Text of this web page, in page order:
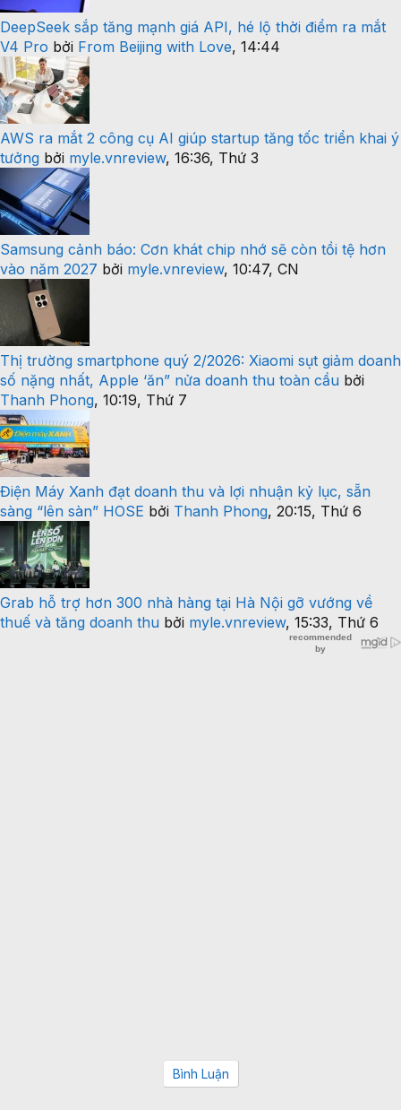
DeepSeek sắp tăng mạnh giá API, hé lộ thời điểm ra mắt
V4 Pro bởi From Beijing with Love, 14:44
AWS ra mắt 2 công cụ AI giúp startup tăng tốc triển khai ý
tưởng bởi myle.vnreview, 16:36, Thứ 3
Samsung cảnh báo: Cơn khát chip nhớ sẽ còn tồi tệ hơn
vào năm 2027 bởi myle.vnreview, 10:47, CN
Thị trường smartphone quý 2/2026: Xiaomi sụt giảm doanh
số nặng nhất, Apple ‘ăn” nửa doanh thu toàn cầu bởi
Thanh Phong, 10:19, Thứ 7
Điện Máy Xanh đạt doanh thu và lợi nhuận kỷ lục, sẵn
sàng “lên sàn” HOSE bởi Thanh Phong, 20:15, Thứ 6
Grab hỗ trợ hơn 300 nhà hàng tại Hà Nội gỡ vướng về
thuế và tăng doanh thu bởi myle.vnreview, 15:33, Thứ 6
Bình Luận